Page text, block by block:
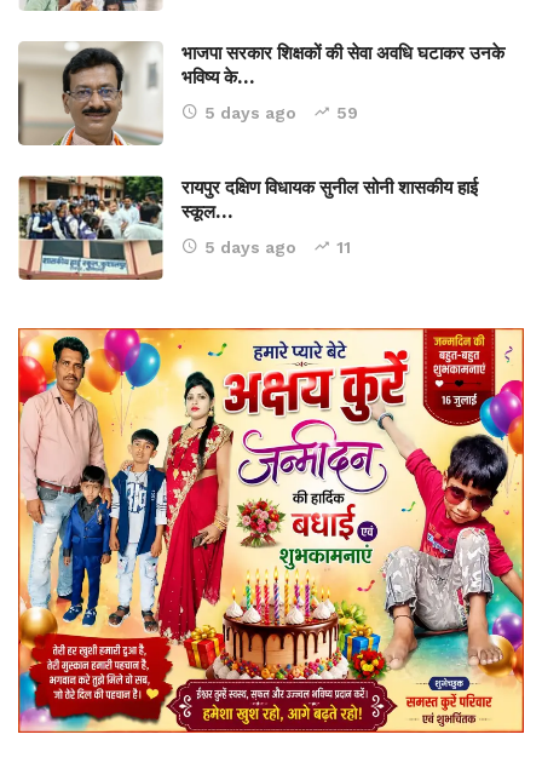
भाजपा सरकार शिक्षकों की सेवा अवधि घटाकर उनके
भविष्य के…
5 days ago 59
रायपुर दक्षिण विधायक सुनील सोनी शासकीय हाई
स्कूल…
5 days ago 11